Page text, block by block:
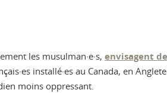
les musulman·e·s, envisagent
installé·es au Canada, en
moins oppressant.